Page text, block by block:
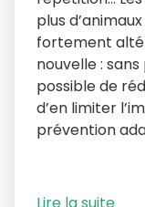
plus
fortement
nouvelle :
possible de
d’en limiter
prévention